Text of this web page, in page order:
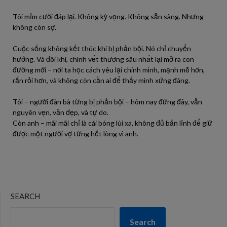
Tôi mỉm cười đáp lại. Không kỳ vọng. Không sẵn sàng. Nhưng
không còn sợ.
Cuộc sống không kết thúc khi bị phản bội. Nó chỉ chuyển
hướng. Và đôi khi, chính vết thương sâu nhất lại mở ra con
đường mới – nơi ta học cách yêu lại chính mình, mạnh mẽ hơn,
rắn rỏi hơn, và không còn cần ai để thấy mình xứng đáng.
Tôi – người đàn bà từng bị phản bội – hôm nay đứng đây, vẫn
nguyên vẹn, vẫn đẹp, và tự do.
Còn anh – mãi mãi chỉ là cái bóng lùi xa, không đủ bản lĩnh để giữ
được một người vợ từng hết lòng vì anh.
SEARCH
Search